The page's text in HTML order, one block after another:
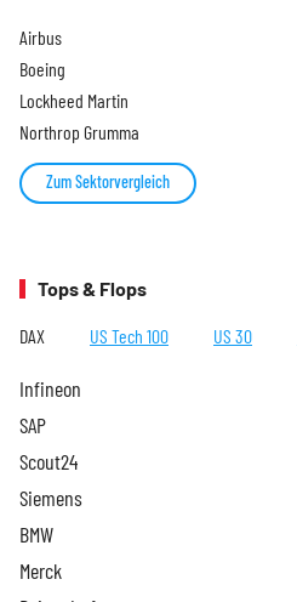
Airbus
Boeing
Lockheed Martin
Northrop Grumma
Zum Sektorvergleich
Tops & Flops
DAX US Tech 100 US 30
Infineon
SAP
Scout24
Siemens
BMW
Merck